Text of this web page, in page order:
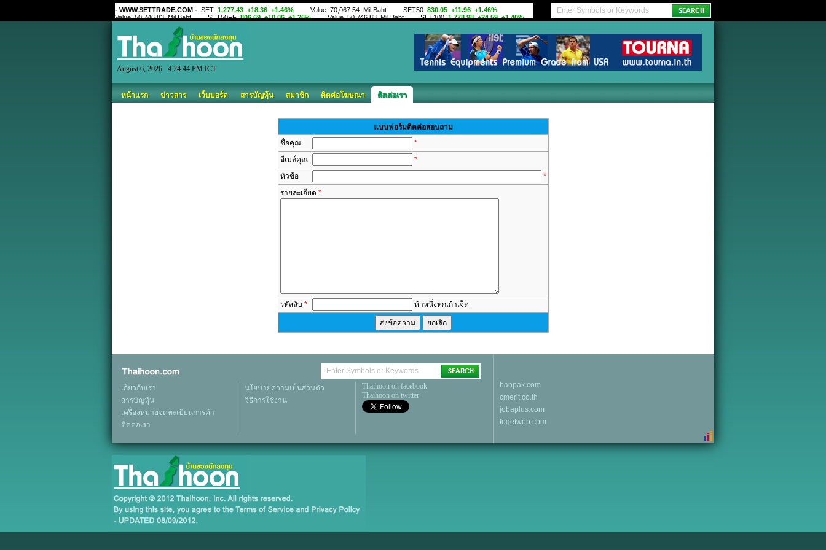
August 6, 2026 4:24:44 PM ICT
หน้าแรก ข่าวสาร เว็บบอร์ด สารบัญหุ้น สมาชิก ติดต่อโฆษณา ติดต่อเรา
แบบฟอร์มติดต่อสอบถาม
ชื่อคุณ
*
อีเมล์คุณ
*
หัวข้อ
*
รายละเอียด *
รหัสลับ * ห้าหนึ่งหกเก้าเจ็ด
เกี่ยวกับเรา
สารบัญหุ้น
เครื่องหมายจดทะเบียนการค้า
ติดต่อเรา
นโยบายความเป็นส่วนตัว
วิธีการใช้งาน
Thaihoon on facebook
Thaihoon on twitter
banpak.com
cmerit.co.th
jobaplus.com
togetweb.com